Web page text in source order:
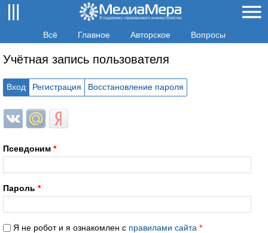
Всё Главное Авторское Вопросы
Учётная запись пользователя
Вход Регистрация Восстановление пароля
Login with ВКонтакте
Login with Mail.ru
Login with Яндекс
Псевдоним *
Пароль *
Я не робот и я ознакомлен с правилами сайта *